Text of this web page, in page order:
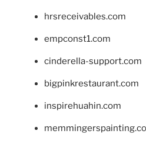
hrsreceivables.com
empconst1.com
cinderella-support.com
bigpinkrestaurant.com
inspirehuahin.com